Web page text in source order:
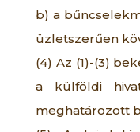
b) a
üzletszerűen
(4) Az (1)-(3)
a külföldi
meghatározott